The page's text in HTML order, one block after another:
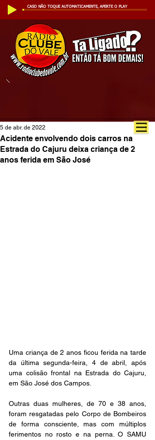
CASO NÃO TOQUE AUTOMATICAMENTE, APERTE O PLAY
Acidente envolvendo dois carros na
Estrada do Cajuru deixa criança de 2
anos ferida em São José
5 de abr. de 2022
Uma criança de 2 anos ficou ferida na tarde
da última segunda-feira, 4 de abril, após
uma colisão frontal na Estrada do Cajuru,
em São José dos Campos.
Outras duas mulheres, de 70 e 38 anos,
foram resgatadas pelo Corpo de Bombeiros
de forma consciente, mas com múltiplos
ferimentos no rosto e na perna. O SAMU